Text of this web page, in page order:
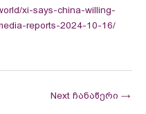
xi-says-china-willing-
reports-2024-10-16/
Next ჩანაწერი →